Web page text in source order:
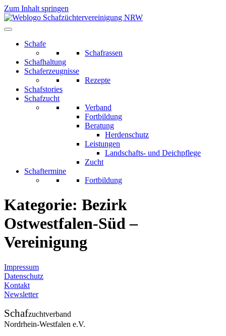
Zum Inhalt springen
Schafe
Schafrassen
Schafhaltung
Schaferzeugnisse
Rezepte
Schafstories
Schafzucht
Verband
Fortbildung
Beratung
Herdenschutz
Leistungen
Landschafts- und Deichpflege
Zucht
Schaftermine
Fortbildung
Kategorie: Bezirk
Ostwestfalen-Süd –
Vereinigung
Impressum
Datenschutz
Kontakt
Newsletter
Schafzuchtverband
Nordrhein-Westfalen e.V.